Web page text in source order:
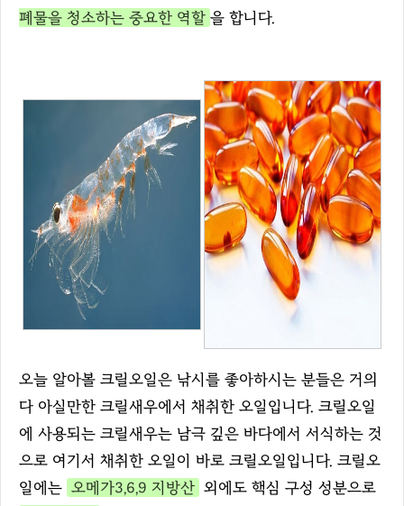
폐물을 청소하는 중요한 역할 을 합니다.
오늘 알아볼 크릴오일은 낚시를 좋아하시는 분들은 거의
다 아실만한 크릴새우에서 채취한 오일입니다. 크릴오일
에 사용되는 크릴새우는 남극 깊은 바다에서 서식하는 것
으로 여기서 채취한 오일이 바로 크릴오일입니다. 크릴오
일에는 오메가3,6,9 지방산 외에도 핵심 구성 성분으로